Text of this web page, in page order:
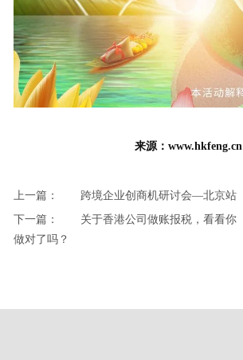
来源：www.hkfeng.cn
上一篇：
跨境企业创商机研讨会—北京站
下一篇：
关于香港公司做账报税，看看你
做对了吗？